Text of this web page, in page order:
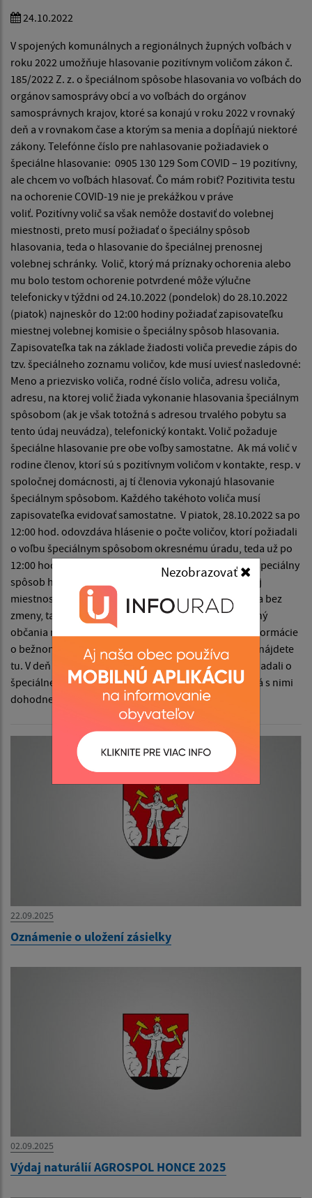
Nezobrazovať
24.10.2022
V spojených komunálnych a regionálnych župných voľbách v
roku 2022 umožňuje hlasovanie pozitívnym voličom zákon č.
185/2022 Z. z. o špeciálnom spôsobe hlasovania vo voľbách do
orgánov samosprávy obcí a vo voľbách do orgánov
samosprávnych krajov, ktoré sa konajú v roku 2022 v rovnaký
deň a v rovnakom čase a ktorým sa menia a dopĺňajú niektoré
zákony. Telefónne číslo pre nahlasovanie požiadaviek o
špeciálne hlasovanie: 0905 130 129 Som COVID – 19 pozitívny,
ale chcem vo voľbách hlasovať. Čo mám robiť? Pozitivita testu
na ochorenie COVID-19 nie je prekážkou v práve
voliť. Pozitívny volič sa však nemôže dostaviť do volebnej
miestnosti, preto musí požiadať o špeciálny spôsob
hlasovania, teda o hlasovanie do špeciálnej prenosnej
volebnej schránky. Volič, ktorý má príznaky ochorenia alebo
mu bolo testom ochorenie potvrdené môže výlučne
telefonicky v týždni od 24.10.2022 (pondelok) do 28.10.2022
(piatok) najneskôr do 12:00 hodiny požiadať zapisovateľku
miestnej volebnej komisie o špeciálny spôsob hlasovania.
Zapisovateľka tak na základe žiadosti voliča prevedie zápis do
tzv. špeciálneho zoznamu voličov, kde musí uviesť nasledovné:
Meno a priezvisko voliča, rodné číslo voliča, adresu voliča,
adresu, na ktorej volič žiada vykonanie hlasovania špeciálnym
spôsobom (ak je však totožná s adresou trvalého pobytu sa
tento údaj neuvádza), telefonický kontakt. Volič požaduje
špeciálne hlasovanie pre obe voľby samostatne. Ak má volič v
rodine členov, ktorí sú s pozitívnym voličom v kontakte, resp. v
spoločnej domácnosti, aj tí členovia vykonajú hlasovanie
špeciálnym spôsobom. Každého takéhoto voliča musí
zapisovateľka evidovať samostatne. V piatok, 28.10.2022 sa po
12:00 hod. odovzdáva hlásenie o počte voličov, ktorí požiadali
o voľbu špeciálnym spôsobom okresnému úradu, teda už po
12:00 hodine nebude možné zapisovať požiadavky o špeciálny
spôsob hlasovania. Pozor! Hlasovanie mimo volebnej
miestnosti (do prenosnej volebnej schránky) prebieha bez
zmeny, tam sa môžu voliči, najmä starší, menej mobilný
občania nahlasovať aj v deň konania volieb. Bližšie informácie
o bežnom hlasovaní do prenosnej volebnej schránky nájdete
tu. V deň volieb kontaktuje všetkých voličov, ktorí požiadali o
špeciálne hlasovanie špeciálna volebná komisia, ktorá s nimi
dohodne všetky ďalšie podrobnosti.
22.09.2025
Oznámenie o uložení zásielky
02.09.2025
Výdaj naturálií AGROSPOL HONCE 2025